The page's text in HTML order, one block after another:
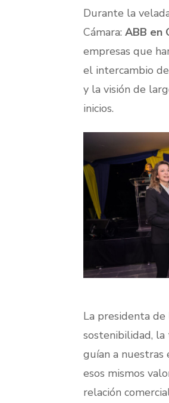
Durante la
Cámara: ABB en
empresas que
el intercambio
y la visión de
inicios.
La presidenta
sostenibilidad,
guían a nuestras
esos mismos
relación